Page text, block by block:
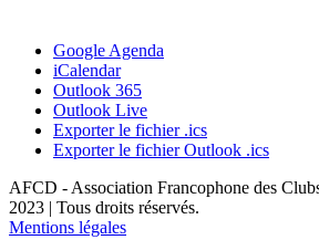
Google Agenda
iCalendar
Outlook 365
Outlook Live
Exporter le fichier .ics
Exporter le fichier Outlook .ics
AFCD - Association Francophone des
2023 | Tous droits réservés.
Mentions légales